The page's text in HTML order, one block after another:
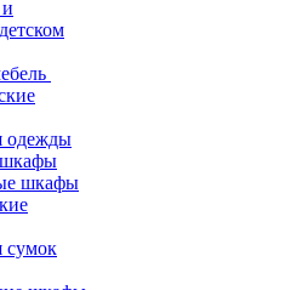
одежды
шкафы